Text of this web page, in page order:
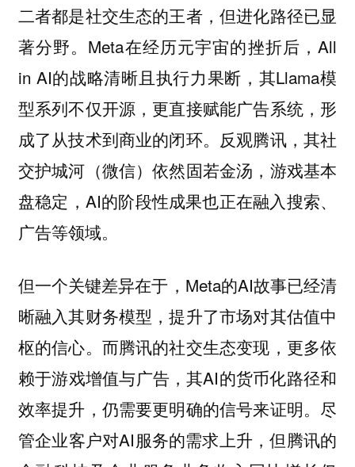
二者都是社交生态的王者，但进化路径已显
著分野。Meta在经历元宇宙的挫折后，All
in AI的战略清晰且执行力果断，其Llama模
型系列不仅开源，更直接赋能广告系统，形
成了从技术到商业的闭环。反观腾讯，其社
交护城河（微信）依然固若金汤，游戏基本
盘稳定，AI的阶段性成果也正在融入搜索、
广告等领域。
但一个关键差异在于，Meta的AI故事已经清
晰融入其财务模型，提升了市场对其估值中
枢的信心。而腾讯的社交生态变现，更多依
赖于游戏增值与广告，其AI的货币化路径和
效率提升，仍需要更明确的信号来证明。尽
管企业客户对AI服务的需求上升，但腾讯的